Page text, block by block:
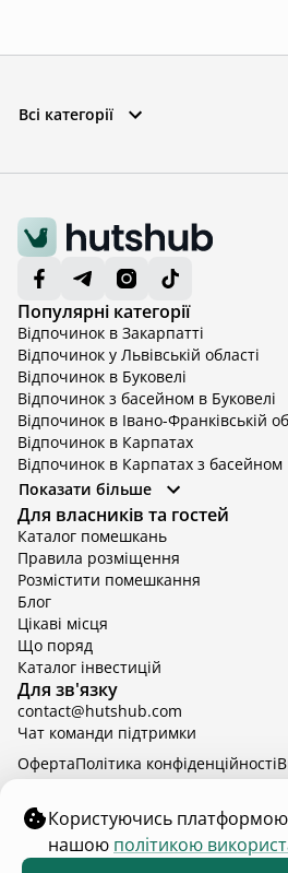
Всі категорії
Популярні категорії
Відпочинок в Закарпатті
Відпочинок у Львівській області
Відпочинок в Буковелі
Відпочинок з басейном в Буковелі
Відпочинок в Івано-Франківській
Відпочинок в Карпатах
Відпочинок в Карпатах з басейном
Відпочинок в Київській області
Відпочинок в Київській області з
Відпочинок в Тернопільській області
Відпочинок у Вінницькій області
Відпочинок в Яремче
Відпочинок у Львівській області з
Відпочинок з басейном в
Показати більше
Для власників та гостей
Каталог помешкань
Правила розміщення
Розмістити помешкання
Блог
Цікаві місця
Що поряд
Каталог інвестицій
Для зв'язку
contact@hutshub.com
Чат команди підтримки
hutshub | ©2026
ОфертаПолітика конфіденційності
Користуючись
нашою політикою